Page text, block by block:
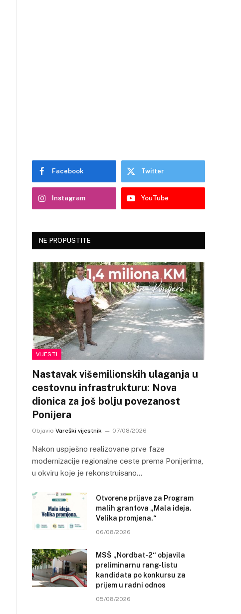
Facebook Twitter
Instagram YouTube
NE PROPUSTITE
VIJESTI
Nastavak višemilionskih ulaganja u
cestovnu infrastrukturu: Nova
dionica za još bolju povezanost
Ponijera
Objavio Vareški vijestnik 07/08/2026
Nakon uspješno realizovane prve faze
modernizacije regionalne ceste prema Ponijerima,
u okviru koje je rekonstruisano…
Otvorene prijave za Program
malih grantova „Mala ideja.
Velika promjena.“
06/08/2026
MSŠ „Nordbat-2“ objavila
preliminarnu rang-listu
kandidata po konkursu za
prijem u radni odnos
05/08/2026